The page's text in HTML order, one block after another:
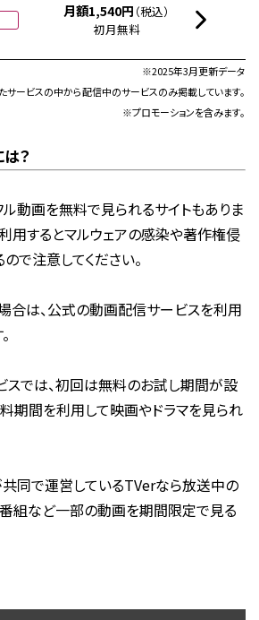
月額1,540円 （税込）
初月無料
※2025年3月更新データ
サービスの中から配信中のサービスのみ掲載しています。
※プロモーションを含みます。
？
動画を無料で見られるサイトもありま
用するとマルウェアの感染や著作権侵
で注意してください。
合は、公式の動画配信サービスを利用
スでは、初回は無料のお試し期間が設
期間を利用して映画やドラマを見られ
共同で運営しているTVerなら放送中の
組など一部の動画を期間限定で見る